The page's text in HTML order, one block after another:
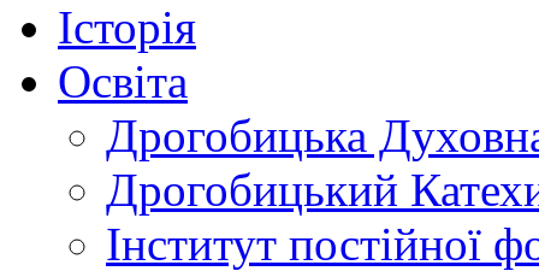
Історія
Освіта
Дрогобицька
Дрогобицький
Інститут постійної